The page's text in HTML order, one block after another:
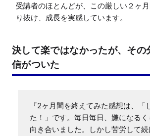
受講者のほとんどが、この厳しい２ヶ
り抜け、成長を実感しています。
決して楽ではなかったが、その
信がついた
『2ヶ月間を終えてみた感想は、「
た！」です。毎日毎日、嫌になるく
向き合いました。しかし苦労して